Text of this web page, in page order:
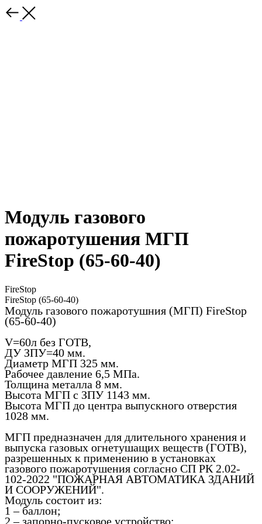
Модуль газового
пожаротушения МГП
FireStop (65-60-40)
FireStop
FireStop (65-60-40)
Модуль газового пожаротушния (МГП) FireStop
(65-60-40)
V=60л без ГОТВ,
ДУ ЗПУ=40 мм.
Диаметр МГП 325 мм.
Рабочее давление 6,5 МПа.
Толщина металла 8 мм.
Высота МГП с ЗПУ 1143 мм.
Высота МГП до центра выпускного отверстия
1028 мм.
МГП предназначен для длительного хранения и
выпуска газовых огнетушащих веществ (ГОТВ),
разрешенных к применению в установках
газового пожаротушения согласно СП РК 2.02-
102-2022 "ПОЖАРНАЯ АВТОМАТИКА ЗДАНИЙ
И СООРУЖЕНИЙ".
Модуль состоит из:
1 – баллон;
2 – запорно-пусковое устройство;